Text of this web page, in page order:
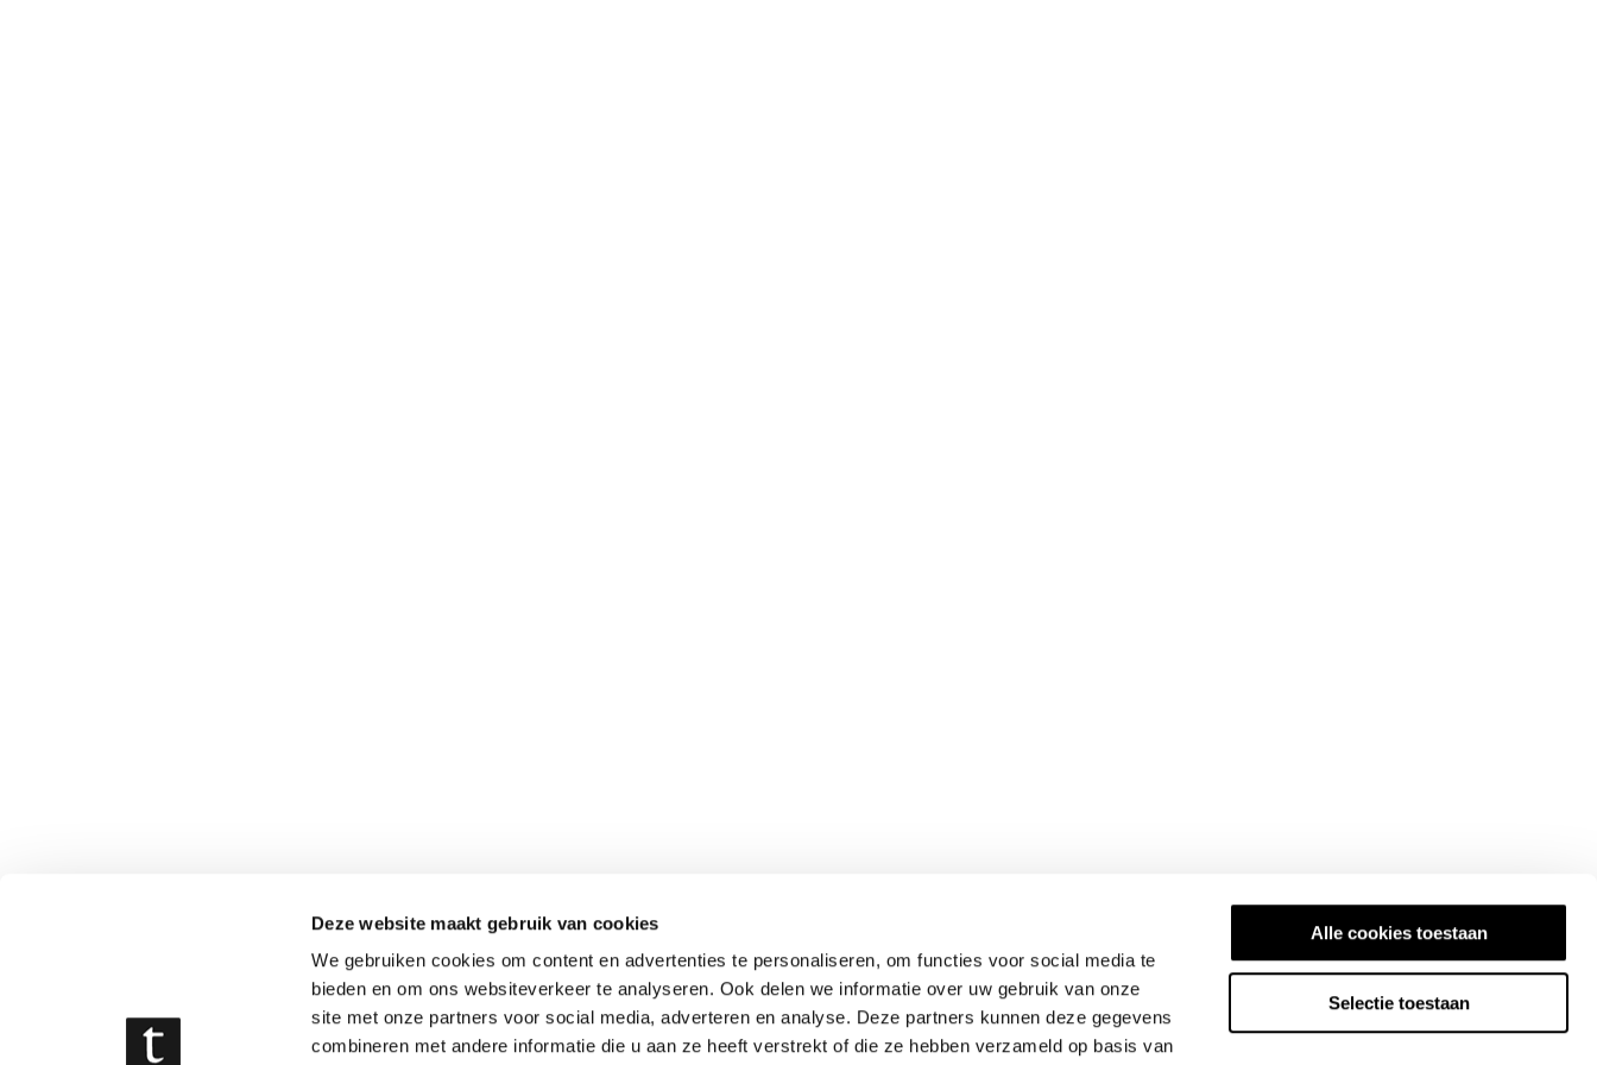
Deze website maakt gebruik van cookies
We gebruiken cookies om content en advertenties te personaliseren, om functies voor social media te
bieden en om ons websiteverkeer te analyseren. Ook delen we informatie over uw gebruik van onze
site met onze partners voor social media, adverteren en analyse. Deze partners kunnen deze gegevens
combineren met andere informatie die u aan ze heeft verstrekt of die ze hebben verzameld op basis van
Alle cookies toestaan
Selectie toestaan